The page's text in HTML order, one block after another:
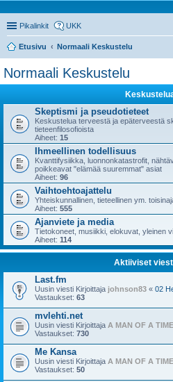
Pikalinkit UKK
Etusivu
Normaali Keskustelu
Normaali Keskustelu
Skeptismi ja pseudotieteet
Keskustelua terveestä ja epäterveestä
tieteenfilosofioista
Aiheet: 15
Ihmeellinen todellisuus
Kvanttifysiikka, luonnonkatastrofit,
poikkeavat "elämää suuremmat" asiat
Aiheet: 96
Vaihtoehtoajattelu
Yhteiskunnallinen, tieteellinen ym.
Aiheet: 555
Ajanviete ja media
Tietokoneet, musiikki, elokuvat, yleinen
Aiheet: 114
Aktiiviset
Last.fm
Uusin viesti Kirjoittaja johnson83 « 02
Vastaukset: 63
mvlehti.net
Uusin viesti Kirjoittaja A MAN OF A
Vastaukset: 730
Me Kansa
Uusin viesti Kirjoittaja A MAN OF A
Vastaukset: 50